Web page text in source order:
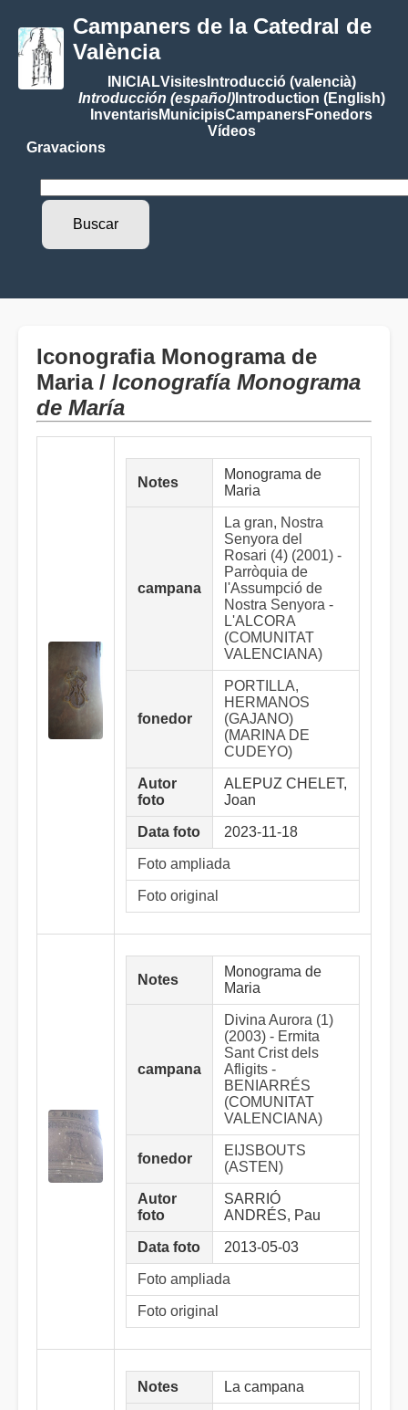
Campaners de la Catedral de
València
INICIALVisitesIntroducció (valencià)
Introducción (español)Introduction (English)
InventarisMunicipisCampanersFonedors
Vídeos
Gravacions
Iconografia Monograma de
Maria / Iconografía Monograma
de María
Notes
Monograma de
Maria
campana
La gran, Nostra
Senyora del
Rosari (4) (2001) -
Parròquia de
l'Assumpció de
Nostra Senyora -
L'ALCORA
(COMUNITAT
VALENCIANA)
fonedor
PORTILLA,
HERMANOS
(GAJANO)
(MARINA DE
CUDEYO)
Autor
foto
ALEPUZ CHELET,
Joan
Data foto 2023-11-18
Foto ampliada
Foto original
Notes
Monograma de
Maria
campana
Divina Aurora (1)
(2003) - Ermita
Sant Crist dels
Afligits -
BENIARRÉS
(COMUNITAT
VALENCIANA)
fonedor
EIJSBOUTS
(ASTEN)
Autor
foto
SARRIÓ
ANDRÉS, Pau
Data foto 2013-05-03
Foto ampliada
Foto original
Notes La campana